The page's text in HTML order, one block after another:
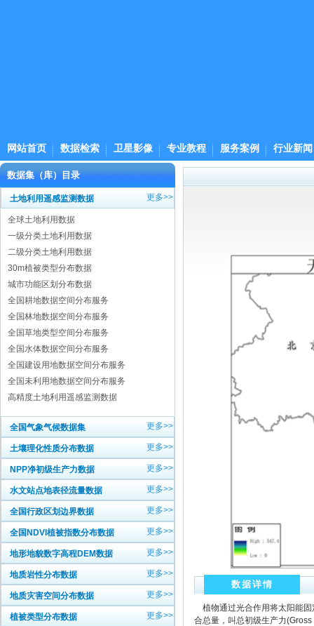
网站首页 数据检索 卫星影像 专业教程 服务案例 行业新闻
数据集（库）目录
土地利用遥感监测数据 更多>>
全球土地利用数据
一级分类土地利用数据
二级分类土地利用数据
30m植被类型分布数据
城市功能区划分布数据
全国耕地数据空间分布服务
全国林地数据空间分布服务
全国草地类型空间分布服务
全国水体数据空间分布服务
全国建设用地数据空间分布服务
全国未利用地数据空间分布服务
高精度土地利用遥感监测数据
全国气象气候数据集 更多>>
土壤理化性质分布数据 更多>>
NPP净初级生产力数据 更多>>
水文站点地表径流量数据 更多>>
全国行政区划边界数据 更多>>
全国NDVI植被指数分布数据 更多>>
地形地貌数字高程DEM数据 更多>>
地质岩性分布数据 更多>>
地质灾害空间分布数据 更多>>
植被类型分布数据 更多>>
数据详情
植物通过光合作用将太阳能固
合总量，叫总初级生产力